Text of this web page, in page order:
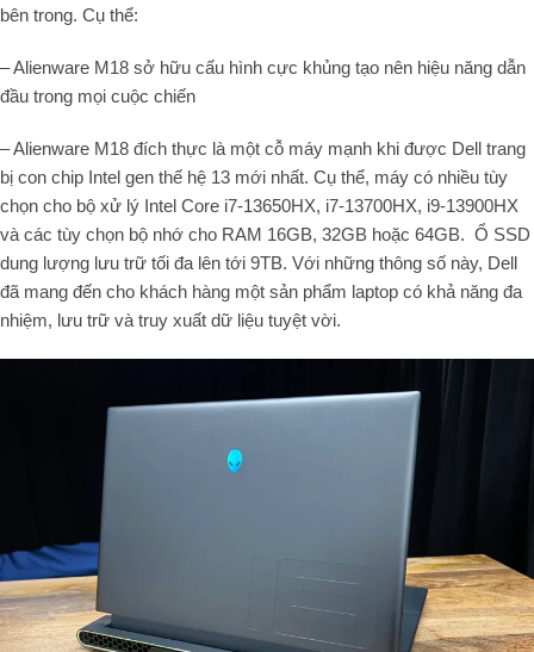
bên trong. Cụ thể:
– Alienware M18 sở hữu cấu hình cực khủng tạo nên hiệu năng dẫn
đầu trong mọi cuộc chiến
– Alienware M18 đích thực là một cỗ máy mạnh khi được Dell trang
bị con chip Intel gen thế hệ 13 mới nhất. Cụ thể, máy có nhiều tùy
chọn cho bộ xử lý Intel Core i7-13650HX, i7-13700HX, i9-13900HX
và các tùy chọn bộ nhớ cho RAM 16GB, 32GB hoặc 64GB. Ổ SSD
dung lượng lưu trữ tối đa lên tới 9TB. Với những thông số này, Dell
đã mang đến cho khách hàng một sản phẩm laptop có khả năng đa
nhiệm, lưu trữ và truy xuất dữ liệu tuyệt vời.